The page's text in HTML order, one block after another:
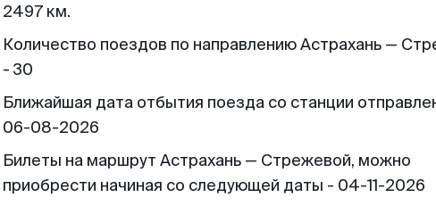
2497 км.
Количество поездов по направлению Астрахань —
- 30
Ближайшая дата отбытия поезда со станции
06-08-2026
Билеты на маршрут Астрахань — Стрежевой, можно
приобрести начиная со следующей даты - 04-11-2026